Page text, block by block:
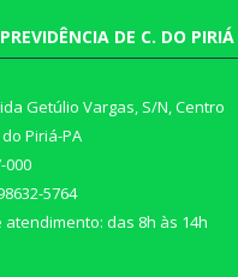
DE C. DO PIRIÁ
Getúlio Vargas, S/N, Centro
Piriá-PA
000
5764
das 8h às 14h